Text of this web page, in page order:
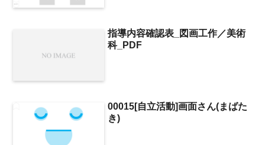
指導内容確認表_図画工作／美術
科_PDF
00015[自立活動]画面さん(まばた
き)